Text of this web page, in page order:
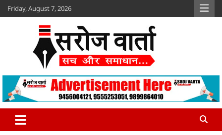
Skip
to
Friday, August 7, 2026
Sroj Varta
www.srojvarta.in